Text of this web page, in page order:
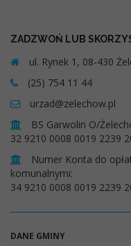
ZADZWOŃ LUB
ul. Rynek 1, 08-430
(25) 754 11 44
urzad@zelechow.pl
BS Garwolin O/
32 9210 0008 0019 2239
Numer Konta do
komunalnymi:
34 9210 0008 0019 2239
DANE GMINY